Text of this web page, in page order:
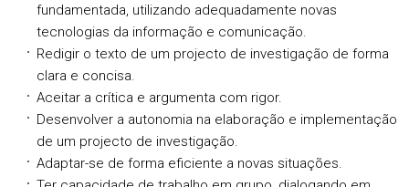
fundamentada, utilizando adequada­mente novas
tecnologias da informação e comunicação.
Redigir o texto de um projecto de investigação de forma
clara e concisa.
Aceitar a crítica e argumenta com rigor.
Desenvolver a autonomia na elaboração e implementação
de um projecto de investigação.
Adaptar-se de forma eficiente a novas situações.